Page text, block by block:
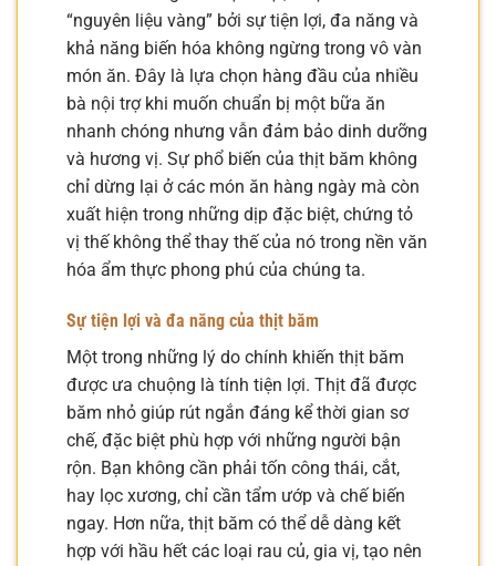
“nguyên liệu vàng” bởi sự tiện lợi, đa năng và
khả năng biến hóa không ngừng trong vô vàn
món ăn. Đây là lựa chọn hàng đầu của nhiều
bà nội trợ khi muốn chuẩn bị một bữa ăn
nhanh chóng nhưng vẫn đảm bảo dinh dưỡng
và hương vị. Sự phổ biến của thịt băm không
chỉ dừng lại ở các món ăn hàng ngày mà còn
xuất hiện trong những dịp đặc biệt, chứng tỏ
vị thế không thể thay thế của nó trong nền văn
hóa ẩm thực phong phú của chúng ta.
Sự tiện lợi và đa năng của thịt băm
Một trong những lý do chính khiến thịt băm
được ưa chuộng là tính tiện lợi. Thịt đã được
băm nhỏ giúp rút ngắn đáng kể thời gian sơ
chế, đặc biệt phù hợp với những người bận
rộn. Bạn không cần phải tốn công thái, cắt,
hay lọc xương, chỉ cần tẩm ướp và chế biến
ngay. Hơn nữa, thịt băm có thể dễ dàng kết
hợp với hầu hết các loại rau củ, gia vị, tạo nên